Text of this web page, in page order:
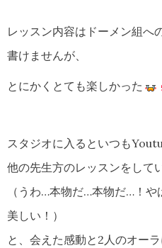
レッスン内容はドーメン組へ
書けませんが、
とにかくとても楽しかった
スタジオに入るといつも
他の先生方のレッスンをして
（うわ…本物だ…本物だ…！や
美しい！）
と、会えた感動と2人のオー